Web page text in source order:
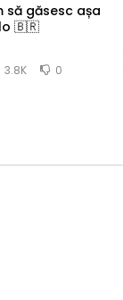
să găsesc așa
🇧🇷
3.8K 0